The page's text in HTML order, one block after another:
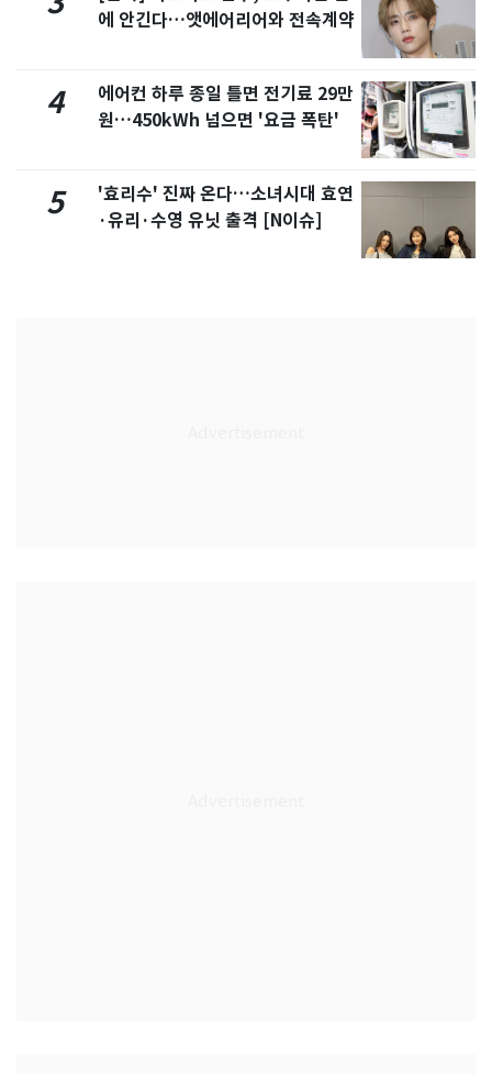
에 안긴다…앳에어리어와 전속계약
4
에어컨 하루 종일 틀면 전기료 29만
원…450kWh 넘으면 '요금 폭탄'
5
'효리수' 진짜 온다…소녀시대 효연
·유리·수영 유닛 출격 [N이슈]